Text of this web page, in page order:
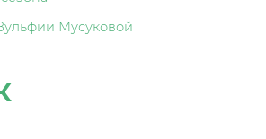
Мусуковой